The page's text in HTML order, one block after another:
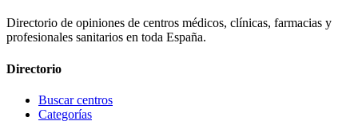
Directorio de opiniones de centros médicos, clínicas, farmacias y
profesionales sanitarios en toda España.
Directorio
Buscar centros
Categorías